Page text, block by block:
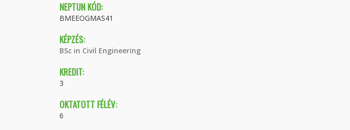
NEPTUN KÓD:
BMEEOGMAS41
KÉPZÉS:
BSc in Civil Engineering
KREDIT:
3
OKTATOTT FÉLÉV:
6